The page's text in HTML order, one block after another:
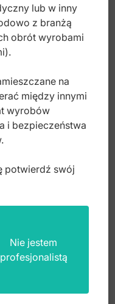
6mm
lub w inny
z branżą
obrót wyrobami
na
między innymi
wyrobów
i bezpieczeństwa
potwierdź swój
Nie jestem
profesjonalistą